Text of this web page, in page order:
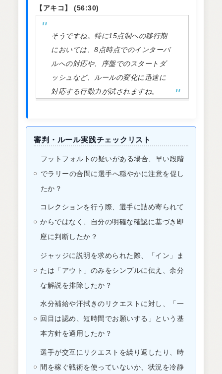
【アキコ】 (56:30)
そうですね。特に15点制への移行期
においては、8点時点でのインターバ
ルへの対応や、序盤でのスタートダ
ッシュなど、ルールの変化に迅速に
対応する行動力が試されますね。
審判・ルール実践チェックリスト
フットフォルトの疑いがある場合、早い段階
でラリーの合間に選手へ穏やかに注意を促し
たか？
コレクションを行う際、選手に詰め寄られて
からではなく、自分の明確な確認に基づき即
座に判断したか？
ジャッジに説明を求められた際、「イン」ま
たは「アウト」のみをシンプルに伝え、余分
な解説を排除したか？
水分補給や汗拭きのリクエストに対し、「一
回目は認め、短時間でお願いする」という基
本方針を適用したか？
選手が交互にリクエストを繰り返したり、時
間を稼ぐ戦術を使っていないか、状況を冷静